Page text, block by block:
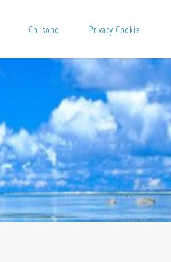
Chi sono Privacy Cookie